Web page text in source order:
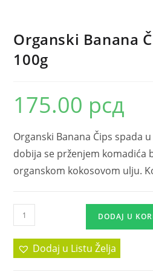
Organski Banana
100g
175.00 рсд
Organski Banana Čips spada
dobija se prženjem komadića
organskom kokosovom ulju.
DODAJ U
Dodaj u Listu Želja